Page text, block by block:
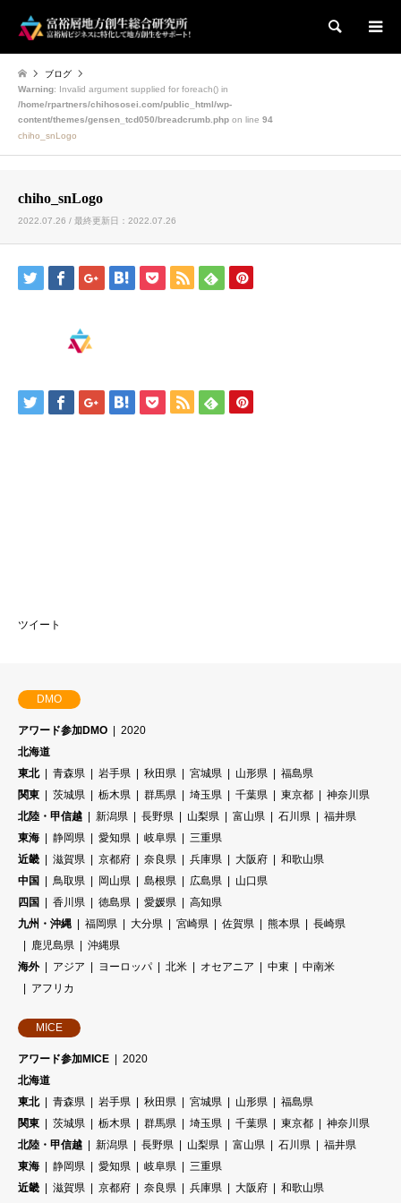
検索
ブログ
Warning: Invalid argument supplied for foreach() in
/home/rpartners/chihososei.com/public_html/wp-
content/themes/gensen_tcd050/breadcrumb.php on line 94
chiho_snLogo
chiho_snLogo
2022.07.26 / 最終更新日：2022.07.26
ツイート
DMO
アワード参加DMO
2020
北海道
東北
青森県 岩手県 秋田県 宮城県 山形県
福島県
関東
茨城県 栃木県 群馬県 埼玉県 千葉県 東京都
神奈川県
北陸・甲信越
新潟県 長野県 山梨県 富山県 石川県
福井県
東海
静岡県 愛知県 岐阜県
三重県
近畿
滋賀県 京都府 奈良県 兵庫県 大阪府
和歌山県
中国
鳥取県 岡山県 島根県 広島県
山口県
四国
香川県 徳島県 愛媛県
高知県
九州・沖縄
福岡県 大分県 宮崎県 佐賀県 熊本県
長崎県
鹿児島県
沖縄県
海外
アジア ヨーロッパ 北米 オセアニア 中東
中南米
アフリカ
MICE
アワード参加MICE
2020
北海道
東北
青森県 岩手県 秋田県 宮城県 山形県
福島県
関東
茨城県 栃木県 群馬県 埼玉県 千葉県 東京都
神奈川県
北陸・甲信越
新潟県 長野県 山梨県 富山県 石川県
福井県
東海
静岡県 愛知県 岐阜県
三重県
近畿
滋賀県 京都府 奈良県 兵庫県 大阪府
和歌山県